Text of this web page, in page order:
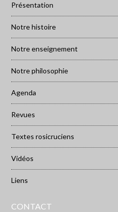
Présentation
Notre histoire
Notre enseignement
Notre philosophie
Agenda
Revues
Textes rosicruciens
Vidéos
Liens
CONTACT